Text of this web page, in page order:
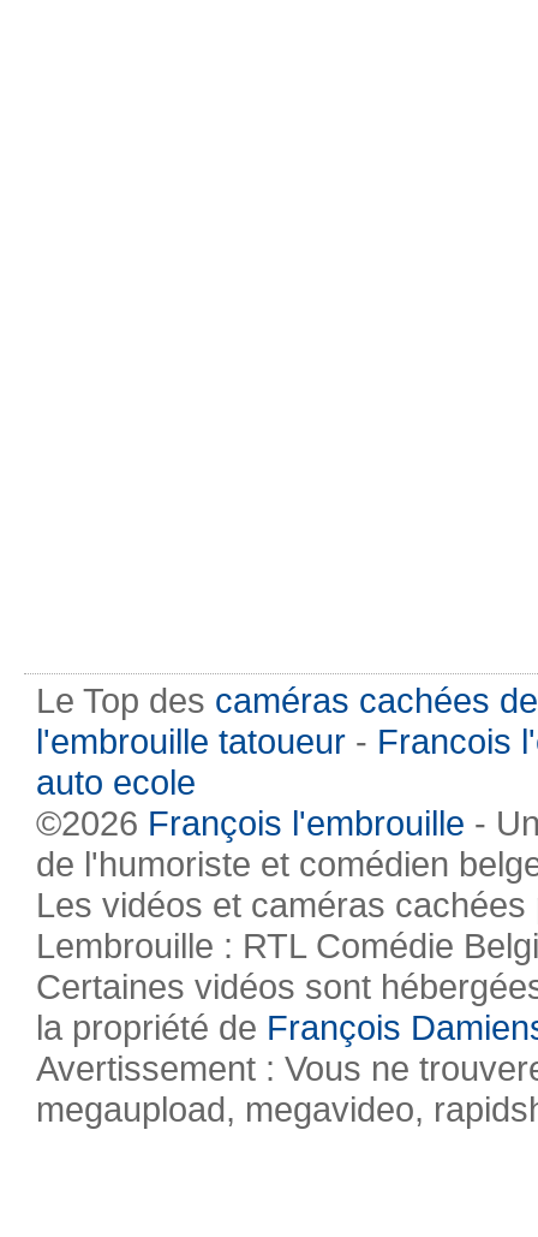
Le Top des caméras cachées
l'embrouille tatoueur - Francois
auto ecole
©2026 François l'embrouille -
de l'humoriste et comédien
Les vidéos et caméras
Lembrouille : RTL Comédie
Certaines vidéos sont
la propriété de François
Avertissement : Vous ne
megaupload, megavideo,